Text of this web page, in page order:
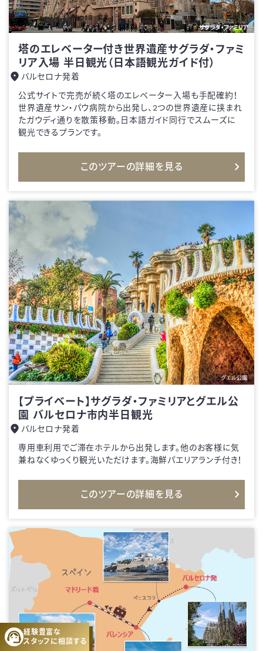
塔のエレベーター付き世界遺産サグラダ・ファミ
リア入場 半日観光（日本語観光ガイド付）
バルセロナ発着
公式サイトで完売が続く塔のエレベーター入場も手配確約！
世界遺産サン・パウ病院から出発し、2つの世界遺産に挟まれ
たガウディ通りを散策移動。日本語ガイド同行でスムーズに
観光できるプランです。
このツアーの詳細を見る
【プライベート】サグラダ・ファミリアとグエル公
園 バルセロナ市内半日観光
バルセロナ発着
専用車利用でご滞在ホテルから出発します。他のお客様に気
兼ねなくゆっくり観光いただけます。海鮮パエリアランチ付き！
このツアーの詳細を見る
経験豊富な
スタッフに相談する